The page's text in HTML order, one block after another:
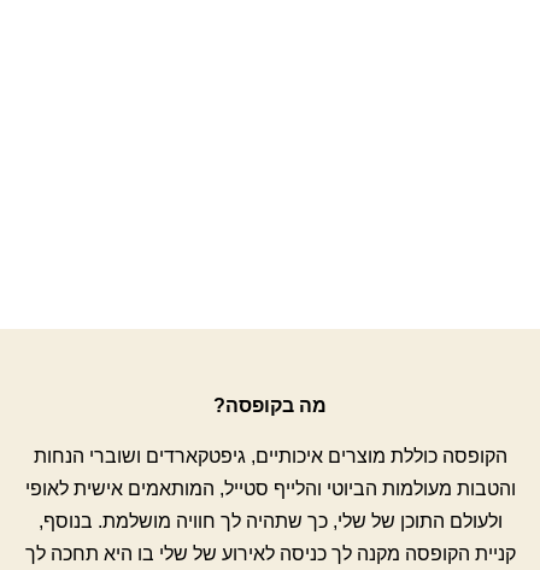
מה בקופסה?
הקופסה כוללת מוצרים איכותיים, גיפטקארדים ושוברי הנחות
והטבות מעולמות הביוטי והלייף סטייל, המותאמים אישית לאופי
ולעולם התוכן של שלי, כך שתהיה לך חוויה מושלמת. בנוסף,
קניית הקופסה מקנה לך כניסה לאירוע של שלי בו היא תחכה לך